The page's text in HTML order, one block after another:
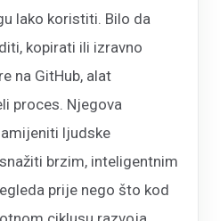
lako koristiti. Bilo da
kopirati ili izravno
na GitHub, alat
proces. Njegova
ljudske
brzim, inteligentnim
prije nego što kod